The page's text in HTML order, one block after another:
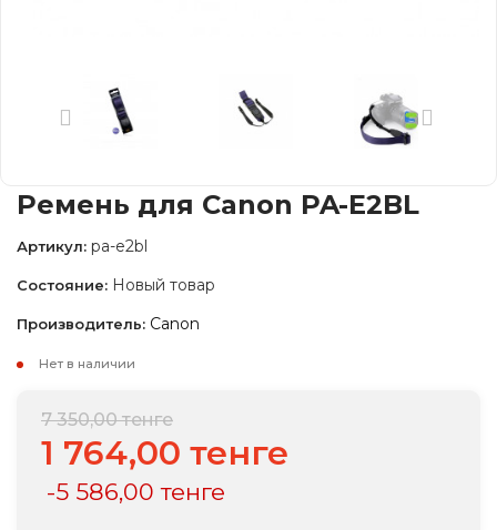
Ремень для Canon PA-E2BL
Артикул: pa-e2bl
Состояние: Новый товар
Производитель: Canon
Нет в наличии
7 350,00 тенге
1 764,00 тенге
-5 586,00 тенге